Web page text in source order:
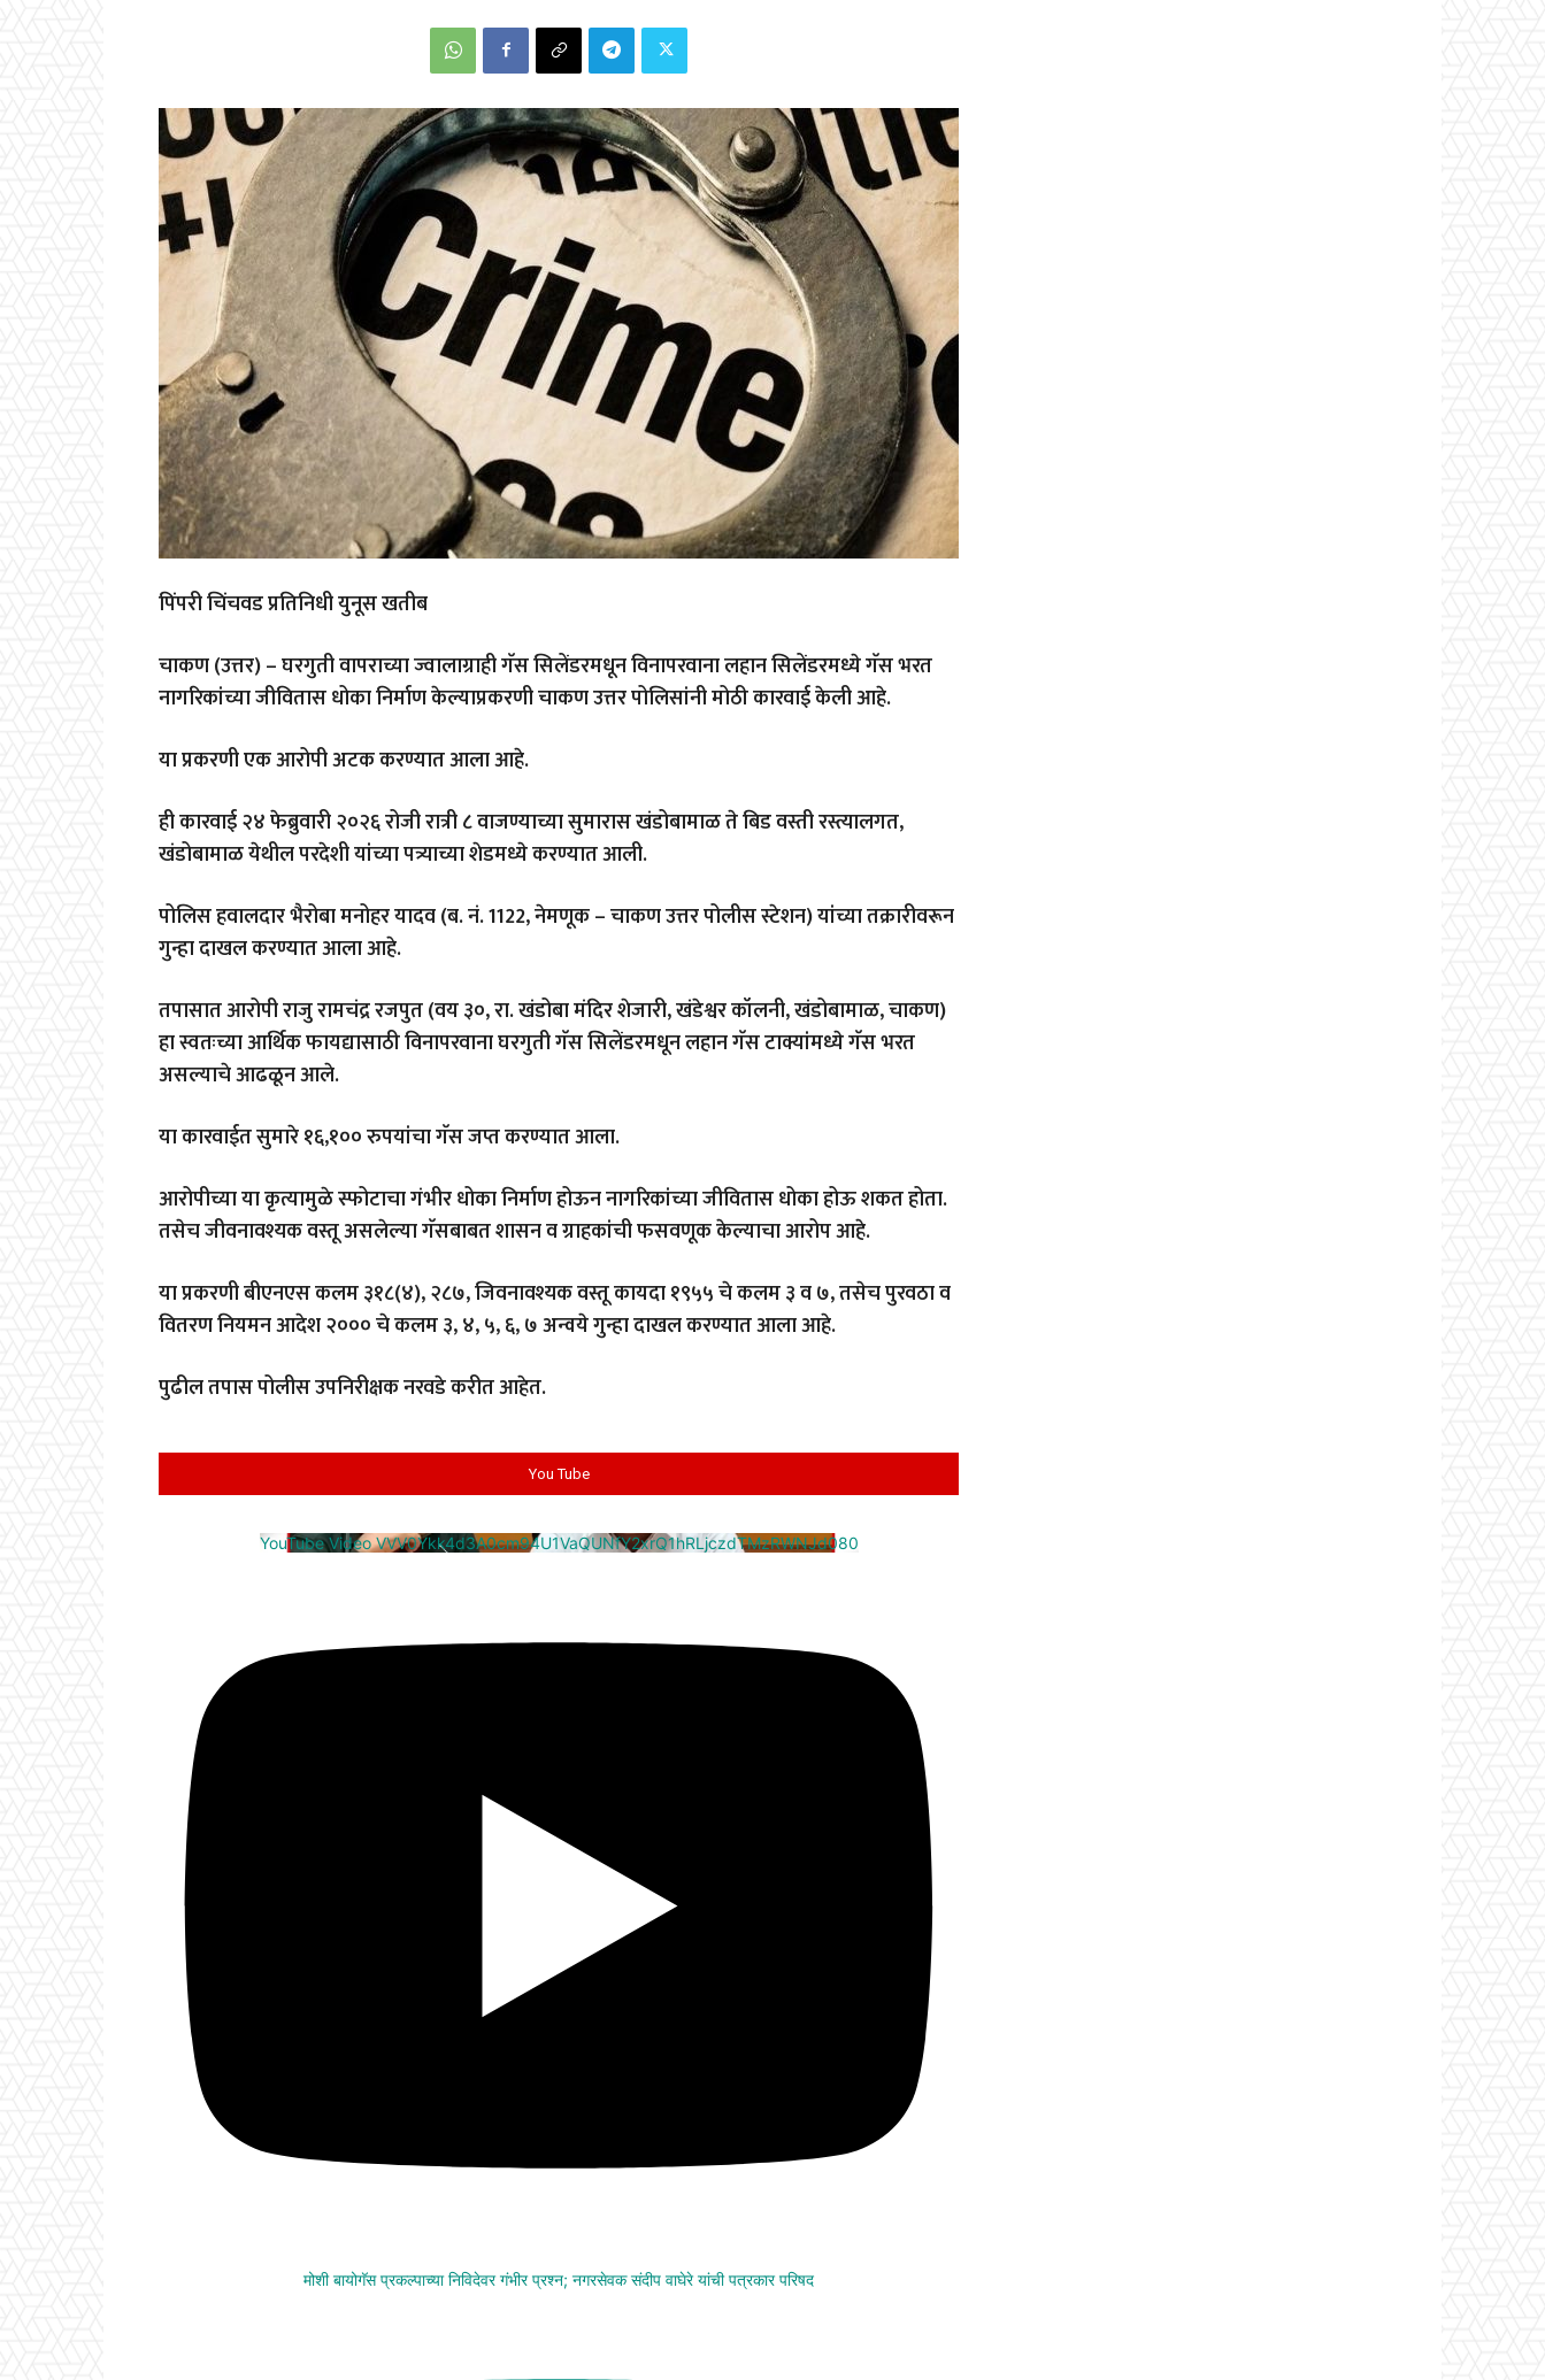
पिंपरी चिंचवड प्रतिनिधी युनूस खतीब
चाकण (उत्तर) – घरगुती वापराच्या ज्वालाग्राही गॅस सिलेंडरमधून विनापरवाना लहान सिलेंडरमध्ये गॅस भरत
नागरिकांच्या जीवितास धोका निर्माण केल्याप्रकरणी चाकण उत्तर पोलिसांनी मोठी कारवाई केली आहे.
या प्रकरणी एक आरोपी अटक करण्यात आला आहे.
ही कारवाई २४ फेब्रुवारी २०२६ रोजी रात्री ८ वाजण्याच्या सुमारास खंडोबामाळ ते बिड वस्ती रस्त्यालगत,
खंडोबामाळ येथील परदेशी यांच्या पत्र्याच्या शेडमध्ये करण्यात आली.
पोलिस हवालदार भैरोबा मनोहर यादव (ब. नं. 1122, नेमणूक – चाकण उत्तर पोलीस स्टेशन) यांच्या तक्रारीवरून
गुन्हा दाखल करण्यात आला आहे.
तपासात आरोपी राजु रामचंद्र रजपुत (वय ३०, रा. खंडोबा मंदिर शेजारी, खंडेश्वर कॉलनी, खंडोबामाळ, चाकण)
हा स्वतःच्या आर्थिक फायद्यासाठी विनापरवाना घरगुती गॅस सिलेंडरमधून लहान गॅस टाक्यांमध्ये गॅस भरत
असल्याचे आढळून आले.
या कारवाईत सुमारे १६,१०० रुपयांचा गॅस जप्त करण्यात आला.
आरोपीच्या या कृत्यामुळे स्फोटाचा गंभीर धोका निर्माण होऊन नागरिकांच्या जीवितास धोका होऊ शकत होता.
तसेच जीवनावश्यक वस्तू असलेल्या गॅसबाबत शासन व ग्राहकांची फसवणूक केल्याचा आरोप आहे.
या प्रकरणी बीएनएस कलम ३१८(४), २८७, जिवनावश्यक वस्तू कायदा १९५५ चे कलम ३ व ७, तसेच पुरवठा व
वितरण नियमन आदेश २००० चे कलम ३, ४, ५, ६, ७ अन्वये गुन्हा दाखल करण्यात आला आहे.
पुढील तपास पोलीस उपनिरीक्षक नरवडे करीत आहेत.
You Tube
YouTube Video VVV0Ykk4d3A0cm94U1VaQUNfY2xrQ1hRLjczdTMzRWNJd080
मोशी बायोगॅस प्रकल्पाच्या निविदेवर गंभीर प्रश्न; नगरसेवक संदीप वाघेरे यांची पत्रकार परिषद